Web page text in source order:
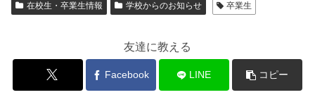
在校生・卒業生情報 学校からのお知らせ 卒業生
友達に教える
Facebook LINE コピー